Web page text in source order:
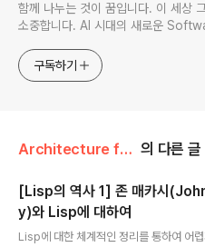
함께 나누는 것이 꿈입니다. 이 세상
소중합니다. AI 시대의 새로운
구독하기
Architecture for Software/Lisp 의 다른 글
[Lisp의 역사 1] 존 매카시
y)와 Lisp에 대하여
Lisp에 대한 체계적인 정리를 통하여 어